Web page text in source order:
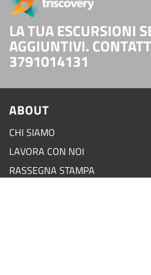
LA TUA ESCURSIONI
AGGIUNTIVI.
3791014131
ABOUT
CHI SIAMO
LAVORA CON NOI
RASSEGNA STAMPA